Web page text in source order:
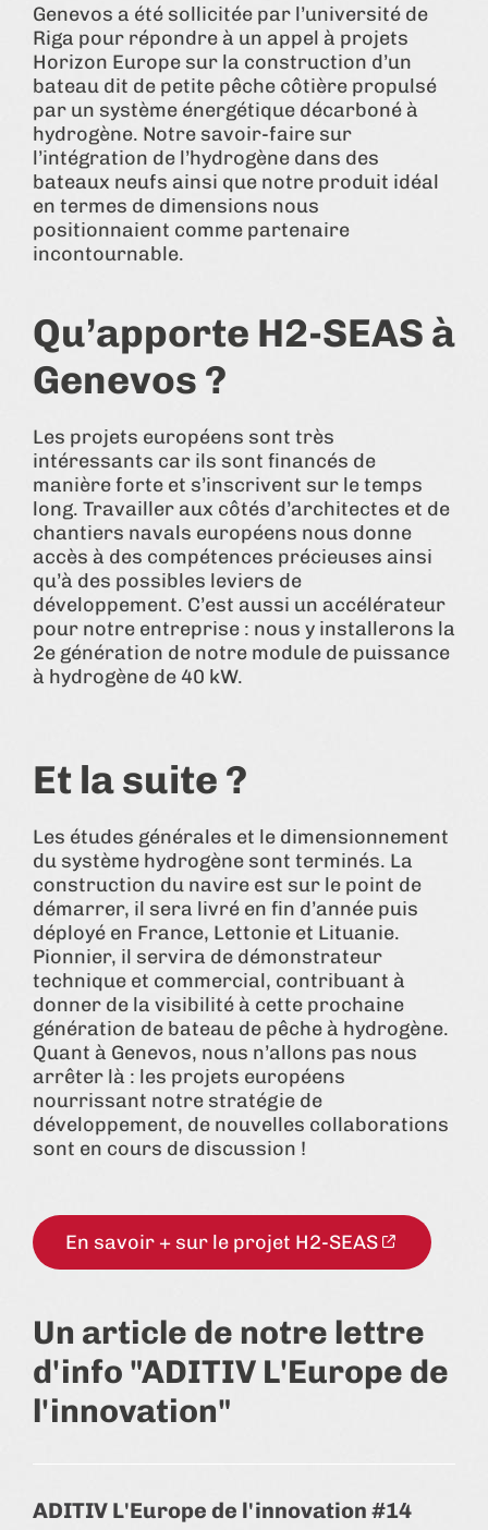
Genevos a été sollicitée par l’université de
Riga pour répondre à un appel à projets
Horizon Europe sur la construction d’un
bateau dit de petite pêche côtière propulsé
par un système énergétique décarboné à
hydrogène. Notre savoir-faire sur
l’intégration de l’hydrogène dans des
bateaux neufs ainsi que notre produit idéal
en termes de dimensions nous
positionnaient comme partenaire
incontournable.
Qu’apporte H2-SEAS à
Genevos ?
Les projets européens sont très
intéressants car ils sont financés de
manière forte et s’inscrivent sur le temps
long. Travailler aux côtés d’architectes et de
chantiers navals européens nous donne
accès à des compétences précieuses ainsi
qu’à des possibles leviers de
développement. C’est aussi un accélérateur
pour notre entreprise : nous y installerons la
2e génération de notre module de puissance
à hydrogène de 40 kW.
Et la suite ?
Les études générales et le dimensionnement
du système hydrogène sont terminés. La
construction du navire est sur le point de
démarrer, il sera livré en fin d’année puis
déployé en France, Lettonie et Lituanie.
Pionnier, il servira de démonstrateur
technique et commercial, contribuant à
donner de la visibilité à cette prochaine
génération de bateau de pêche à hydrogène.
Quant à Genevos, nous n’allons pas nous
arrêter là : les projets européens
nourrissant notre stratégie de
développement, de nouvelles collaborations
sont en cours de discussion !
En savoir + sur le projet H2-SEAS
Un article de notre lettre
d'info "ADITIV L'Europe de
l'innovation"
ADITIV L'Europe de l'innovation #14